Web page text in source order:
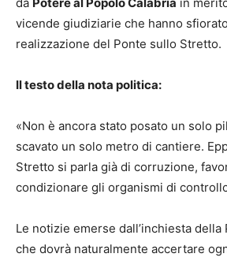
vicende giudiziarie che hanno
realizzazione del Ponte sullo Stretto.
Il testo della nota politica:
«Non è ancora stato posato un solo
scavato un solo metro di cantiere.
Stretto si parla già di corruzione,
condizionare gli organismi di
Le notizie emerse dall’inchiesta della
che dovrà naturalmente accertare